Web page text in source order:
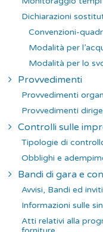
Dichiarazioni
Convenzioni-
Modalità per
Modalità per lo
Provvedimenti
Provvedimenti
Provvedimenti
Controlli sulle
Tipologie di
Obblighi e
Bandi di gara e
Avvisi, Bandi ed
Informazioni sulle
Atti relativi alla